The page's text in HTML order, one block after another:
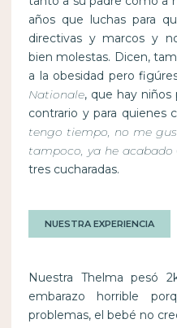
años que luchas para
directivas y marcos y
bien molestas. Dicen,
a la obesidad pero
Nationale, que hay niños
contrario y para quienes
tengo tiempo, no me
tampoco, ya he acabado
tres cucharadas.
NUESTRA EXPERIENCIA
Nuestra Thelma pesó
embarazo horrible
problemas, el bebé no